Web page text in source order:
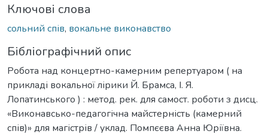
Ключові слова
сольний спів, вокальне виконавство
Бібліографічний опис
Робота над концертно-камерним репертуаром ( на
прикладі вокальної лірики Й. Брамса, І. Я.
Лопатинського ) : метод. рек. для самост. роботи з дисц.
«Виконавсько-педагогічна майстерність (камерний
спів)» для магістрів / уклад. Помпєєва Анна Юріївна.